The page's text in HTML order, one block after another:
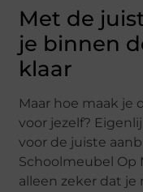
Met de
je binnen
klaar
Maar hoe maak je
voor jezelf?
voor de juiste
Schoolmeubel Op
alleen zeker dat